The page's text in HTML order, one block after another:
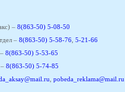
– 8(863-50) 5-08-50
– 8(863-50) 5-58-76, 5-21-66
8(863-50) 5-53-65
8(863-50) 5-74-85
, pobeda_reklama@mail.ru